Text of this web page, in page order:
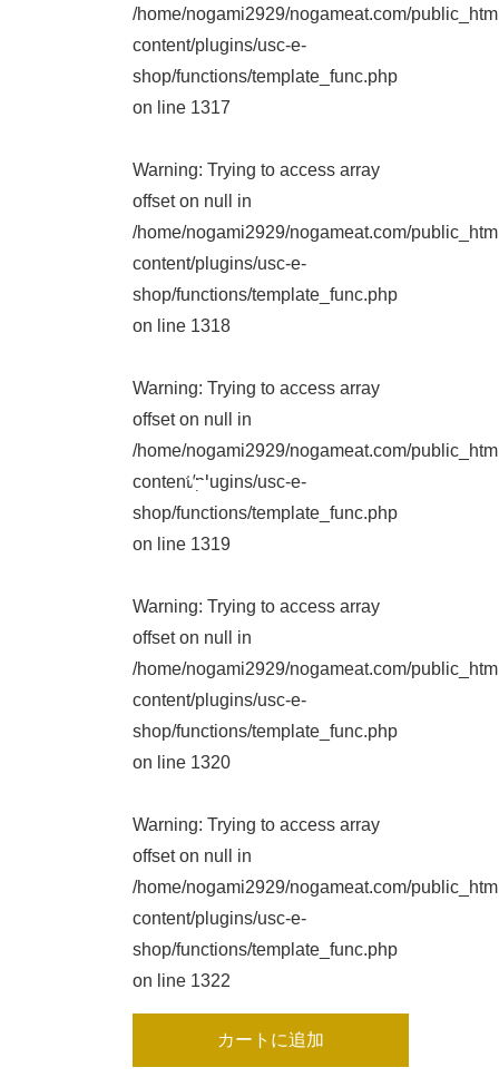
/home/nogami2929/nogameat.com/
content/plugins/usc-e-
shop/functions/template_func.php
on line 1317
Warning: Trying to access array
offset on null in
/home/nogami2929/nogameat.com/
content/plugins/usc-e-
shop/functions/template_func.php
on line 1318
Warning: Trying to access array
offset on null in
/home/nogami2929/nogameat.com/
content/plugins/usc-e-
shop/functions/template_func.php
on line 1319
Warning: Trying to access array
offset on null in
/home/nogami2929/nogameat.com/
content/plugins/usc-e-
shop/functions/template_func.php
on line 1320
Warning: Trying to access array
offset on null in
/home/nogami2929/nogameat.com/
content/plugins/usc-e-
shop/functions/template_func.php
on line 1322